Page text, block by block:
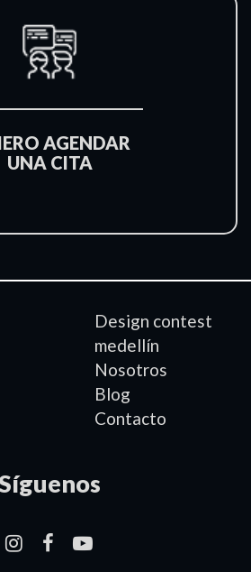
AGENDAR
UNA CITA
Design contest
medellín
Nosotros
Blog
Contacto
– – –